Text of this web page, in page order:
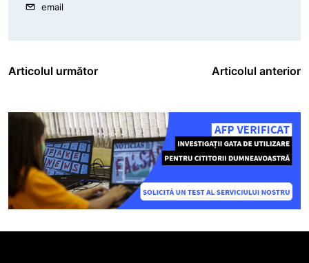
email
Articolul următor Articolul anterior